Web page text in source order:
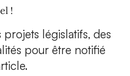
!
projets législatifs, des
pour être notifié